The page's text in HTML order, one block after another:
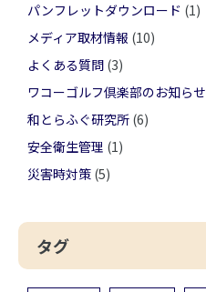
パンフレットダウンロード (1)
メディア取材情報 (10)
よくある質問 (3)
ワコーゴルフ倶楽部のお知らせ
和とらふぐ研究所 (6)
安全衛生管理 (1)
災害時対策 (5)
タグ